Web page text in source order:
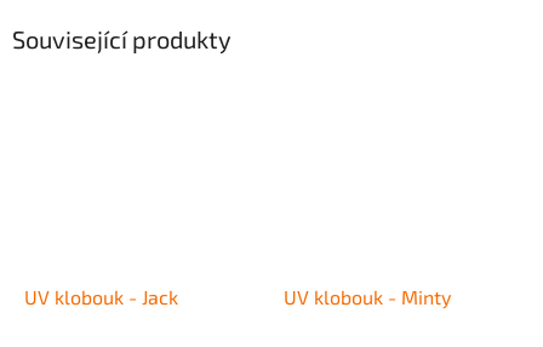
Související produkty
UV klobouk - Jack UV klobouk - Minty